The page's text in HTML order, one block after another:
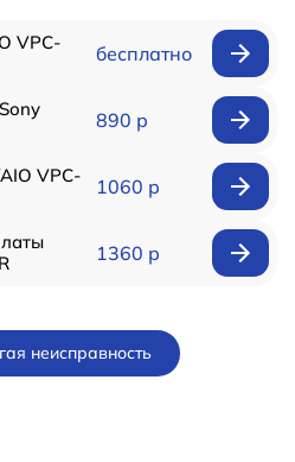
VPC-
бесплатно
890 р
VPC-
1060 р
1360 р
неисправность